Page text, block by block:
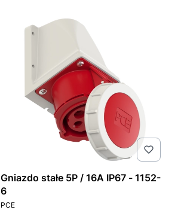
Gniazdo stałe 5P / 16A IP67 - 1152-
6
PRODUCENT
PCE